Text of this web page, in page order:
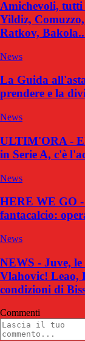
Amichevoli, tutti
Yildiz,
Ratkov,
News
La Guida
prendere e la
News
ULTIM'ORA -
in Serie A, c'è
News
HERE WE GO
fantacalcio:
News
NEWS - Juve,
Vlahovic! Leao,
condizioni di
Commenti